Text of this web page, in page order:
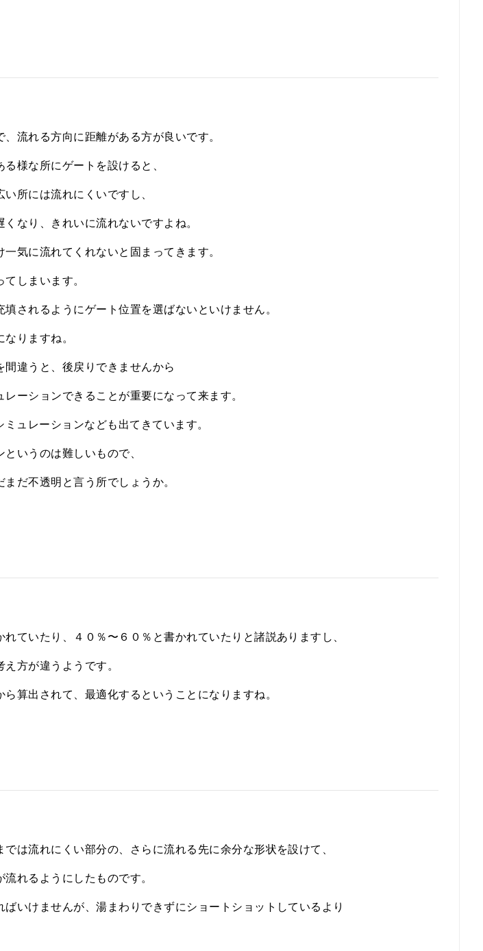
流れる方向に距離がある方が良いです。
様な所にゲートを設けると、
所には流れにくいですし、
なり、きれいに流れないですよね。
気に流れてくれないと固まってきます。
しまいます。
されるようにゲート位置を選ばないといけません。
りますね。
違うと、後戻りできませんから
ーションできることが重要になって来ます。
ュレーションなども出てきています。
いうのは難しいもので、
だ不透明と言う所でしょうか。
ていたり、４０％〜６０％と書かれていたりと諸説ありますし、
方が違うようです。
算出されて、最適化するということになりますね。
は流れにくい部分の、さらに流れる先に余分な形状を設けて、
れるようにしたものです。
いけませんが、湯まわりできずにショートショットしているより